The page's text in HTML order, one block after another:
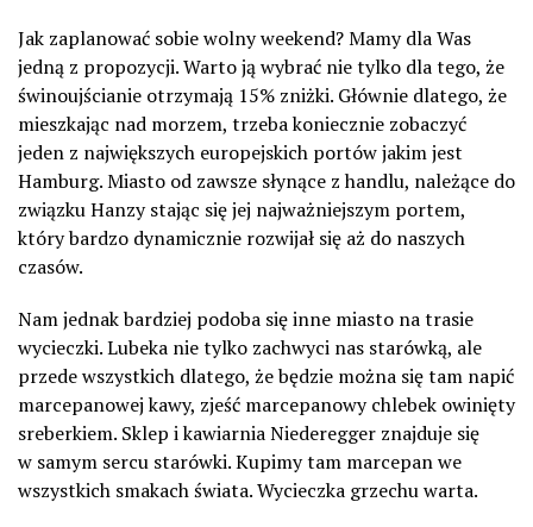
Jak zaplanować sobie wolny weekend? Mamy dla Was
jedną z propozycji. Warto ją wybrać nie tylko dla tego, że
świnoujścianie otrzymają 15% zniżki. Głównie dlatego, że
mieszkając nad morzem, trzeba koniecznie zobaczyć
jeden z największych europejskich portów jakim jest
Hamburg. Miasto od zawsze słynące z handlu, należące do
związku Hanzy stając się jej najważniejszym portem,
który bardzo dynamicznie rozwijał się aż do naszych
czasów.
Nam jednak bardziej podoba się inne miasto na trasie
wycieczki. Lubeka nie tylko zachwyci nas starówką, ale
przede wszystkich dlatego, że będzie można się tam napić
marcepanowej kawy, zjeść marcepanowy chlebek owinięty
sreberkiem. Sklep i kawiarnia Niederegger znajduje się
w samym sercu starówki. Kupimy tam marcepan we
wszystkich smakach świata. Wycieczka grzechu warta.